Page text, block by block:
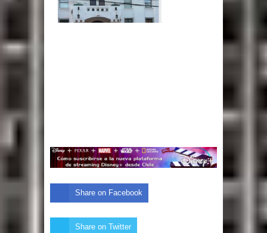
Share on Facebook
Share on Twitter